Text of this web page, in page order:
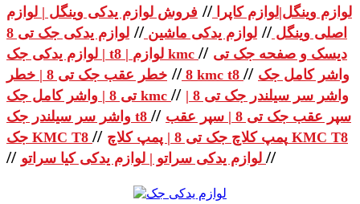
لوازم وینگل|لوازم کاپرا // فروش لوازم یدکی وینگل | لوازم
اصلی وینگل // لوازم یدکی ماشین //
لوازم یدکی جک تی 8
| لوازم یدکی جک t8 | لوازم kmc // دیسک و صفحه جک تی
8
// خطر عقب جک تی 8 | خطر kmc t8 // واشر کامل جک
تی 8 | واشر کامل جک kmc // واشر سر سیلندر جک تی 8 |
واشر سر سیلندر جک t8 // سپر عقب جک تی 8 | سپر عقب
جک KMC T8 // پمپ کلاچ جک تی 8 | پمپ کلاچ KMC T8
// //